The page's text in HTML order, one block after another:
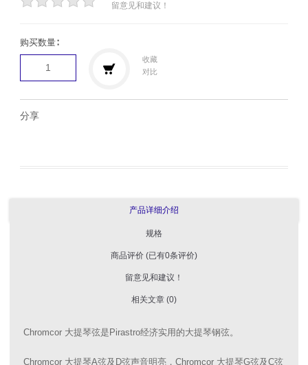
留意见和建议！
购买数量∶
收藏
对比
分享
产品详细介绍
规格
商品评价 (已有0条评价)
留意见和建议！
相关文章 (0)
Chromcor 大提琴弦是Pirastro经济实用的大提琴钢弦。
Chromcor 大提琴A弦及D弦声音明亮，Chromcor 大提琴G弦及C弦